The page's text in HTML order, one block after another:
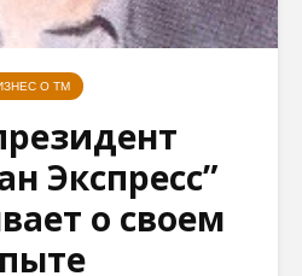
О ТМ
Экспресс”
о своем
что может